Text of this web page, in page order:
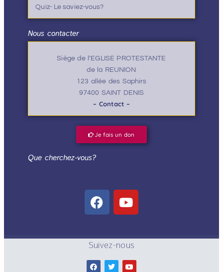
Quiz- Le saviez-vous?
Nous contacter
Siège de l’EGLISE PROTESTANTE
de la REUNION
123 allée des Saphirs
97400 SAINT DENIS
– Contact –
Je fais un don
Que cherchez-vous?
Suivez-nous